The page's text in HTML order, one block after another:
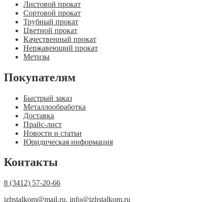
Листовой прокат
Сортовой прокат
Трубный прокат
Цветной прокат
Качественный прокат
Нержавеющий прокат
Метизы
Покупателям
Быстрый заказ
Металлообработка
Доставка
Прайс-лист
Новости и статьи
Юридическая информация
Контакты
8 (3412) 57-20-66
izhstalkom@mail.ru, info@izhstalkom.ru